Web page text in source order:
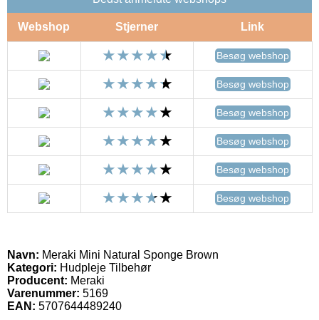
Webshop Stjerner Link
Besøg webshop
Besøg webshop
Besøg webshop
Besøg webshop
Besøg webshop
Besøg webshop
Navn: Meraki Mini Natural Sponge Brown
Kategori: Hudpleje Tilbehør
Producent: Meraki
Varenummer: 5169
EAN: 5707644489240